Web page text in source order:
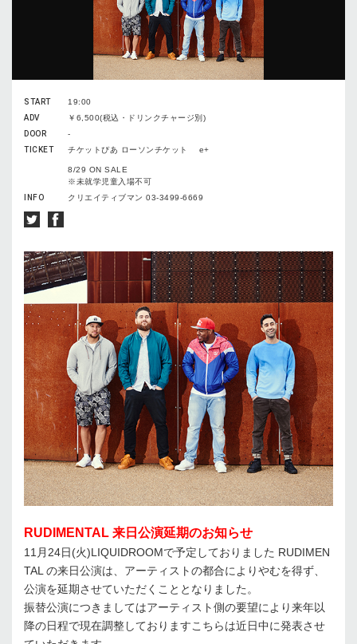
START
19:00
ADV
￥6,500(税込・ドリンクチャージ別)
DOOR
-
TICKET
チケットぴあ ローソンチケット e+
8/29 ON SALE
※未就学児童入場不可
INFO
クリエイティブマン 03-3499-6669
RUDIMENTAL 来日公演延期のお知らせ
11月24日(火)LIQUIDROOMで予定しておりました RUDIMEN
TAL の来日公演は、アーティストの都合によりやむを得ず、
公演を延期させていただくこととなりました。
振替公演につきましてはアーティスト側の要望により来年以
降の日程で現在調整しておりますこちらは近日中に発表させ